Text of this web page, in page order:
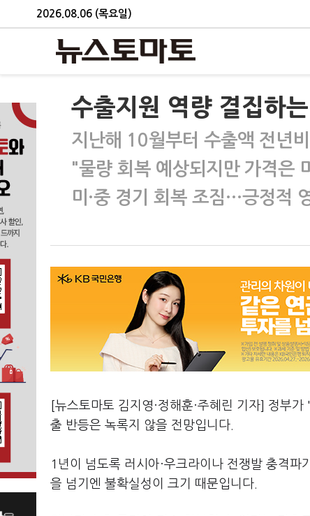
2026.08.06 (목요일)
수출지원 역량 결집하
지난해 10월부터 수출액 전년비
"물량 회복 예상되지만 가격은
미·중 경기 회복 조짐…긍정적
[뉴스토마토 김지영·정해훈·주혜린 기자] 정부
출 반등은 녹록지 않을 전망입니다.
1년이 넘도록 러시아·우크라이나 전쟁발 충격
을 넘기엔 불확실성이 크기 때문입니다.